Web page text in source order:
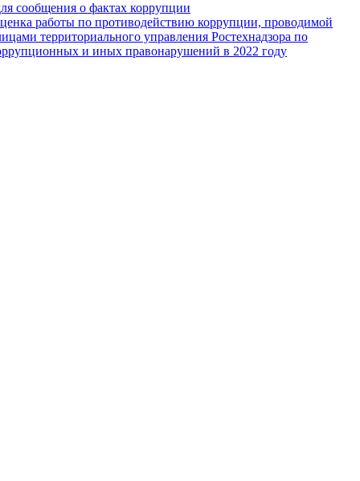
сообщения о фактах коррупции
работы по противодействию коррупции, проводимой
территориального управления Ростехнадзора по
и иных правонарушений в 2022 году